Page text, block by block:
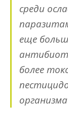
среди
еще
более